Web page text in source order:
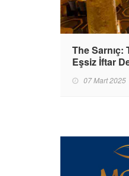
The
Eşsiz İftar
07 Mart 2025